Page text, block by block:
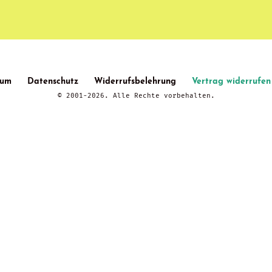
Datenschutz Widerrufsbelehrung Vertrag widerrufen
© 2001-2026. Alle Rechte vorbehalten.